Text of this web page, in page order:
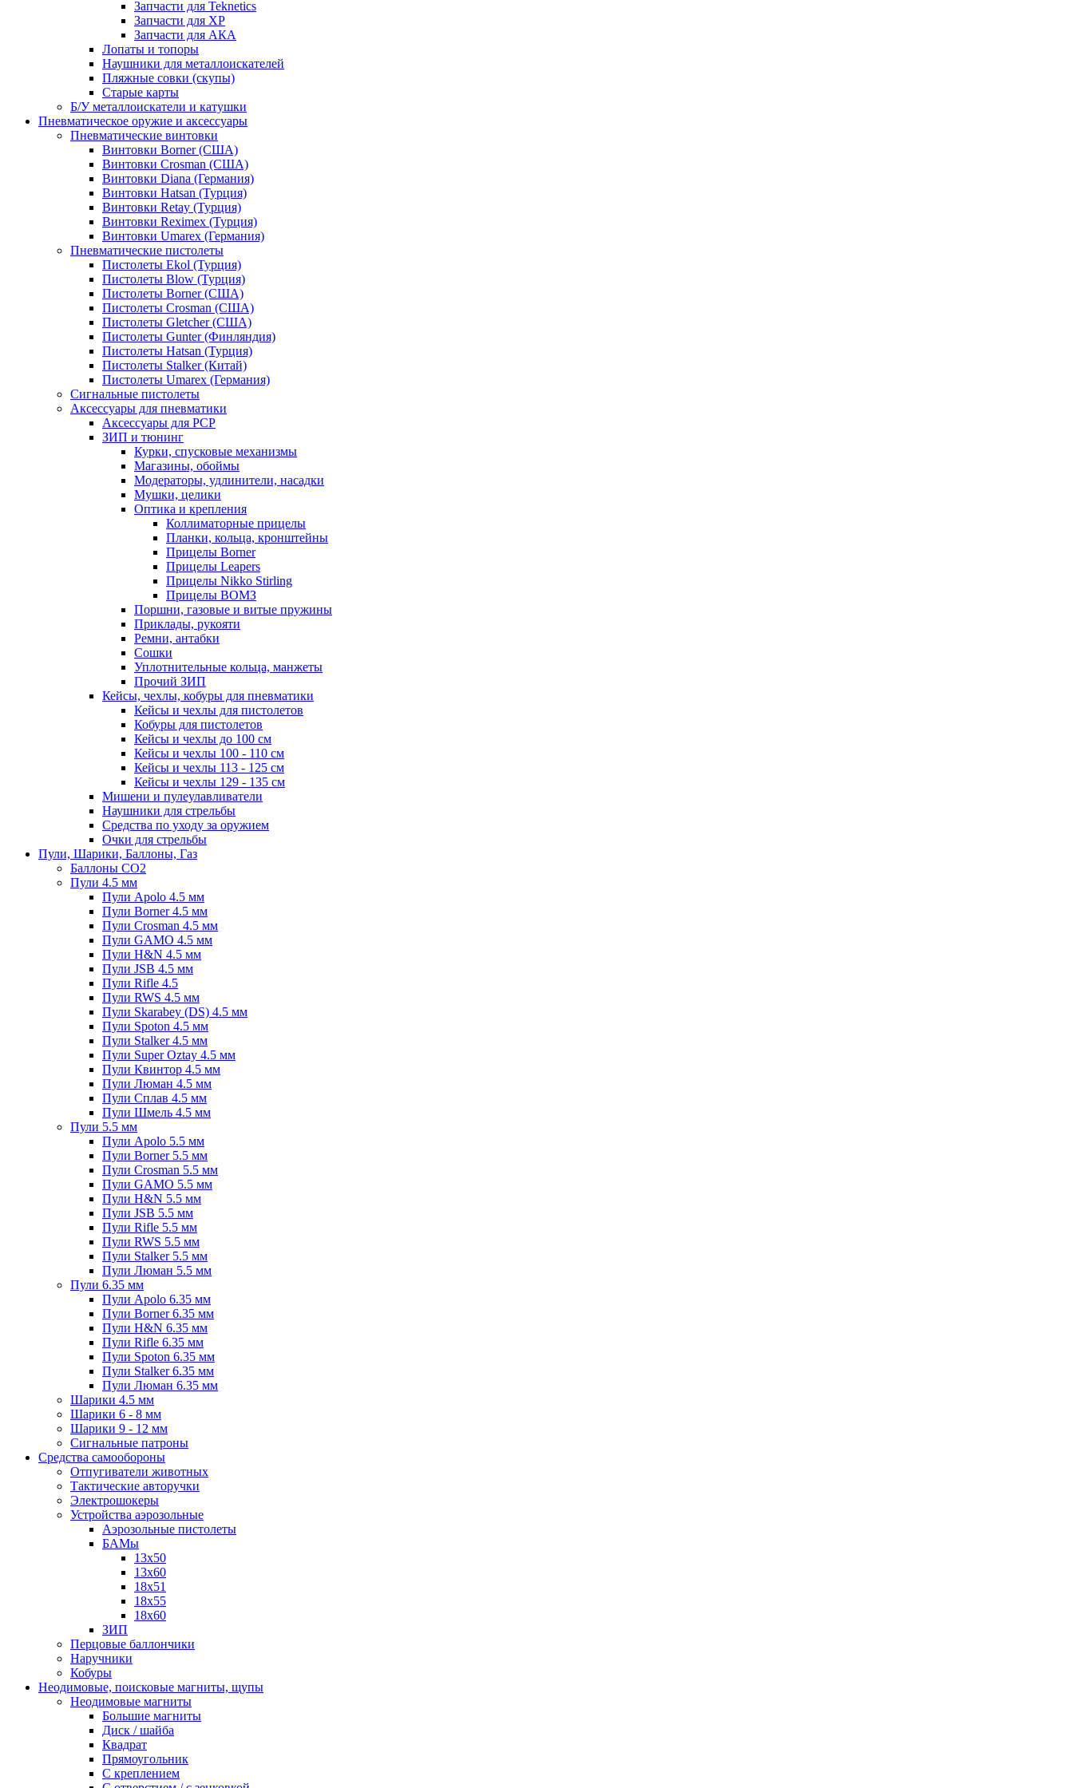
Запчасти для Teknetics
Запчасти для XP
Запчасти для АКА
Лопаты и топоры
Наушники для металлоискателей
Пляжные совки (скупы)
Старые карты
Б/У металлоискатели и катушки
Пневматическое оружие и аксессуары
Пневматические винтовки
Винтовки Borner (США)
Винтовки Crosman (США)
Винтовки Diana (Германия)
Винтовки Hatsan (Турция)
Винтовки Retay (Турция)
Винтовки Reximex (Турция)
Винтовки Umarex (Германия)
Пневматические пистолеты
Пистолеты Ekol (Турция)
Пистолеты Blow (Турция)
Пистолеты Borner (США)
Пистолеты Crosman (США)
Пистолеты Gletcher (США)
Пистолеты Gunter (Финляндия)
Пистолеты Hatsan (Турция)
Пистолеты Stalker (Китай)
Пистолеты Umarex (Германия)
Сигнальные пистолеты
Аксессуары для пневматики
Аксессуары для PCP
ЗИП и тюнинг
Курки, спусковые механизмы
Магазины, обоймы
Модераторы, удлинители, насадки
Мушки, целики
Оптика и крепления
Коллиматорные прицелы
Планки, кольца, кронштейны
Прицелы Borner
Прицелы Leapers
Прицелы Nikko Stirling
Прицелы ВОМЗ
Поршни, газовые и витые пружины
Приклады, рукояти
Ремни, антабки
Сошки
Уплотнительные кольца, манжеты
Прочий ЗИП
Кейсы, чехлы, кобуры для пневматики
Кейсы и чехлы для пистолетов
Кобуры для пистолетов
Кейсы и чехлы до 100 см
Кейсы и чехлы 100 - 110 см
Кейсы и чехлы 113 - 125 см
Кейсы и чехлы 129 - 135 см
Мишени и пулеулавливатели
Наушники для стрельбы
Средства по уходу за оружием
Очки для стрельбы
Пули, Шарики, Баллоны, Газ
Баллоны CO2
Пули 4.5 мм
Пули Apolo 4.5 мм
Пули Borner 4.5 мм
Пули Crosman 4.5 мм
Пули GAMO 4.5 мм
Пули H&N 4.5 мм
Пули JSB 4.5 мм
Пули Rifle 4.5
Пули RWS 4.5 мм
Пули Skarabey (DS) 4.5 мм
Пули Spoton 4.5 мм
Пули Stalker 4.5 мм
Пули Super Oztay 4.5 мм
Пули Квинтор 4.5 мм
Пули Люман 4.5 мм
Пули Сплав 4.5 мм
Пули Шмель 4.5 мм
Пули 5.5 мм
Пули Apolo 5.5 мм
Пули Borner 5.5 мм
Пули Crosman 5.5 мм
Пули GAMO 5.5 мм
Пули H&N 5.5 мм
Пули JSB 5.5 мм
Пули Rifle 5.5 мм
Пули RWS 5.5 мм
Пули Stalker 5.5 мм
Пули Люман 5.5 мм
Пули 6.35 мм
Пули Apolo 6.35 мм
Пули Borner 6.35 мм
Пули H&N 6.35 мм
Пули Rifle 6.35 мм
Пули Spoton 6.35 мм
Пули Stalker 6.35 мм
Пули Люман 6.35 мм
Шарики 4.5 мм
Шарики 6 - 8 мм
Шарики 9 - 12 мм
Сигнальные патроны
Средства самообороны
Отпугиватели животных
Тактические авторучки
Электрошокеры
Устройства аэрозольные
Аэрозольные пистолеты
БАМы
13х50
13х60
18х51
18х55
18х60
ЗИП
Перцовые баллончики
Наручники
Кобуры
Неодимовые, поисковые магниты, щупы
Неодимовые магниты
Большие магниты
Диск / шайба
Квадрат
Прямоугольник
С креплением